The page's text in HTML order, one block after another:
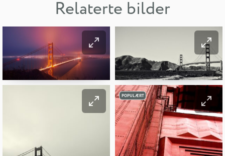
Relaterte bilder
POPULÆRT